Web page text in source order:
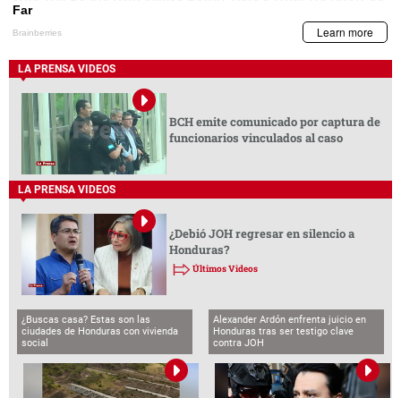
LA PRENSA VIDEOS
BCH emite comunicado por captura de
funcionarios vinculados al caso
LA PRENSA VIDEOS
¿Debió JOH regresar en silencio a
Honduras?
Últimos Videos
¿Buscas casa? Estas son las
ciudades de Honduras con vivienda
social
Alexander Ardón enfrenta juicio en
Honduras tras ser testigo clave
contra JOH